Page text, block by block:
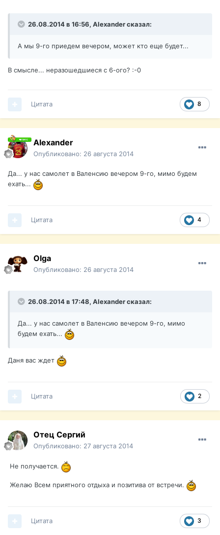
26.08.2014 в 16:56, Alexander сказал:
А мы 9-го приедем вечером, может кто еще будет...
В смысле... неразошедшиеся с 6-ого? :-0
8
Цитата
Alexander
Опубликовано: 26 августа 2014
Да... у нас самолет в Валенсию вечером 9-го, мимо будем
ехать...
4
Цитата
Olga
Опубликовано: 26 августа 2014
26.08.2014 в 17:48, Alexander сказал:
Да... у нас самолет в Валенсию вечером 9-го, мимо
будем ехать...
Даня вас ждет
2
Цитата
Отец Сергий
Опубликовано: 27 августа 2014
Не получается.
Желаю Всем приятного отдыха и позитива от встречи.
3
Цитата